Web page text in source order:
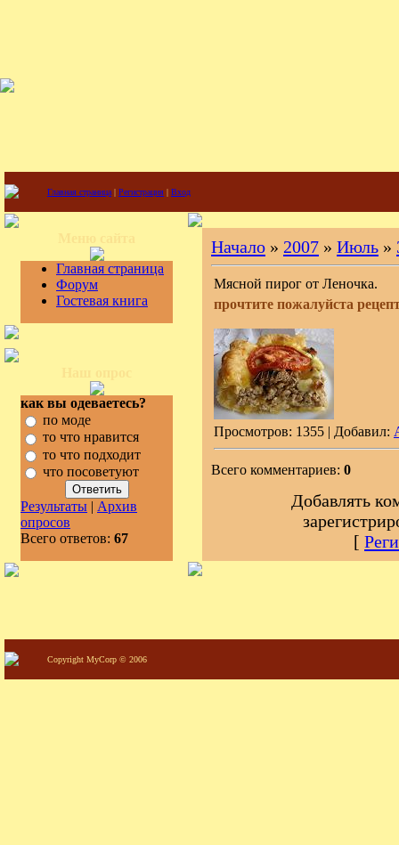
Главная страница | Регистрация | Вход
Главная страница
Форум
Гостевая книга
как вы одеваетесь?
по моде
то что нравится
то что подходит
что посоветуют
Результаты | Архив
опросов
Всего ответов: 67
Начало » 2007 » Июль »
Мясной пирог от Леночка.
прочтите пожалуйста
Просмотров: 1355 | Добавил:
Всего комментариев: 0
Добавлять
[
Copyright MyCorp © 2006